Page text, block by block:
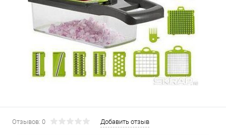
Отзывов: 0 Добавить отзыв